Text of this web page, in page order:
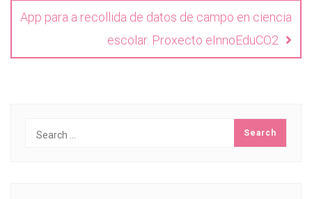
App para a recollida de datos de campo en ciencia
escolar. Proxecto eInnoEduCO2